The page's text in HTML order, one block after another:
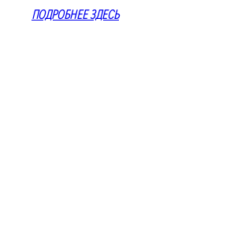
ПОДРОБНЕЕ ЗДЕСЬ